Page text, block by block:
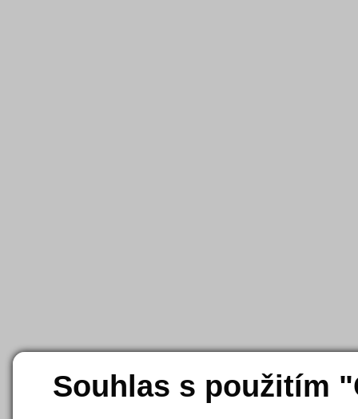
Souhlas s použitím